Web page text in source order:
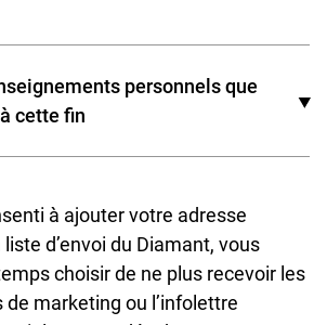
personnels que
cette fin
artistiques (facultatif) ;
à ajouter votre adresse
d’envoi du Diamant, vous
choisir de ne plus recevoir les
marketing ou l’infolettre